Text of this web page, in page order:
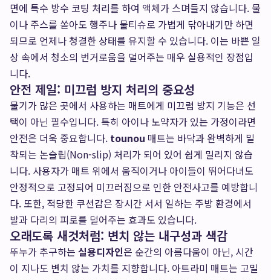
면에 특수 방수 코팅 처리를 하여 액체가 스며들지 않습니다. 물
이나 주스를 쏟아도 행주나 물티슈로 가볍게 닦아내기만 하면
되므로 언제나 청결한 상태를 유지할 수 있습니다. 이는 바쁜 일
상 속에서 청소의 번거로움을 덜어주는 매우 실용적인 장점입
니다.
안전 제일: 미끄럼 방지 처리의 중요성
물기가 많은 곳에서 사용하는 매트에게 미끄럼 방지 기능은 선
택이 아닌 필수입니다. 특히 아이나 노약자가 있는 가정이라면
안전은 더욱 중요합니다. tounou 매트는 바닥과 완벽하게 밀
착되는 논슬립(Non-slip) 처리가 되어 있어 쉽게 밀리지 않습
니다. 사용자가 매트 위에서 움직이거나 아이들이 뛰어다녀도
안정적으로 고정되어 미끄러짐으로 인한 안전사고를 예방합니
다. 또한, 적당한 쿠션감은 장시간 서서 일하는 주방 환경에서
발과 다리의 피로를 덜어주는 효과도 있습니다.
오래도록 새것처럼: 변치 않는 내구성과 색감
뚜누가 추구하는 실용디자인은 순간의 아름다움이 아닌, 시간
이 지나도 변치 않는 가치를 지향합니다. 아트라미 매트는 고밀